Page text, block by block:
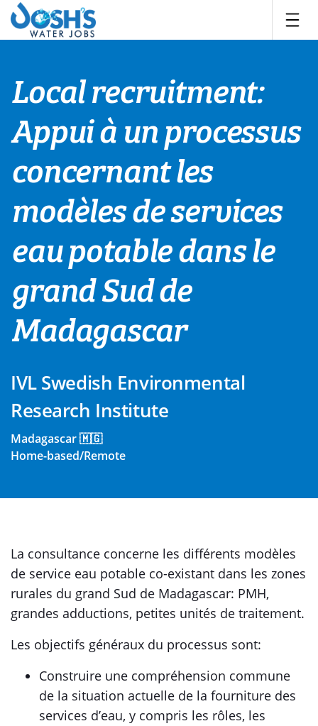
Skip
content
Local recruitment:
Appui à un processus
concernant les
modèles de services
eau potable dans le
grand Sud de
Madagascar
IVL Swedish Environmental
Research Institute
Madagascar 🇲🇬
Home-based/Remote
La consultance concerne les différents modèles
de service eau potable co-existant dans les zones
rurales du grand Sud de Madagascar: PMH,
grandes adductions, petites unités de traitement.
Les objectifs généraux du processus sont:
Construire une compréhension commune
de la situation actuelle de la fourniture des
services d’eau, y compris les rôles, les